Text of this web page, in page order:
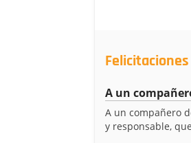
A un
A un compañero
y responsable,